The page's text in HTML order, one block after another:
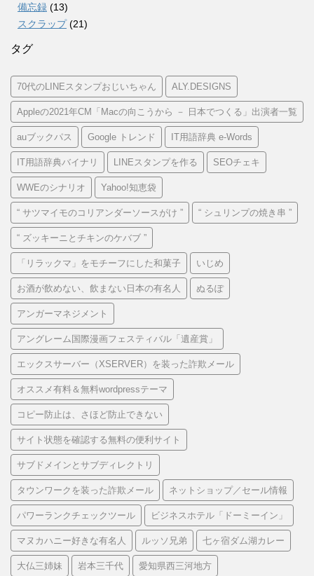
備忘録 (13)
スクラップ(21)
タグ
70代のLINEスタンプおじいちゃん ALY.DESIGNS
Appleの2021年CM「Macの向こうから － 日本でつくる」出演者一覧
auブックパス Google トレンド IT用語辞典 e-Words
IT用語辞典バイナリ LINEスタンプを作る SEOチェキ
WWEのシナリオ Yahoo!知恵袋
“ サツマイモのコリアンダーソースがけ ” “ シュリンプの焼き串 ”
“ ズッキーニとチキンのケバブ ”
「リラックマ」をモチーフにした和菓子 いじめ
お酒が飲めない、飲まない日本の有名人 ぬるぽ
アンガーマネジメント
アングレーム国際漫画フェスティバル「遺産賞」
エックスサーバー（XSERVER）を装った詐欺メール
オススメ有料＆無料wordpressテーマ
コピー防止は、さほど防止できない
サイト状態を確認する無料の便利サイト
サブドメインとサブディレクトリ
タウンワークを装った詐欺メール ネットショップ／セール情報
パワーランクチェックツール ビジネスホテル「ドーミーイン」
マヌカハニー好きな有名人 ルッソ兄弟 七ヶ宿ダム湖カレー
大仏三姉妹 岩本三千代 愛知県西三河地方